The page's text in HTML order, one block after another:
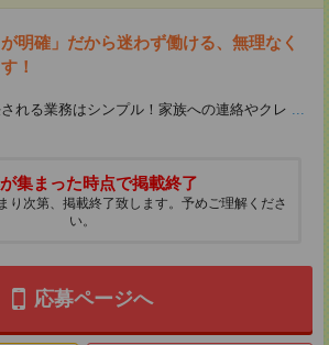
が明確」だから迷わず働ける、無理なく
！
れる業務はシンプル！家族への連絡やクレ ...
集まった時点で掲載終了
り次第、掲載終了致します。予めご理解くださ
い。
応募ページへ